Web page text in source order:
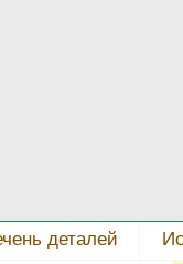
деталей